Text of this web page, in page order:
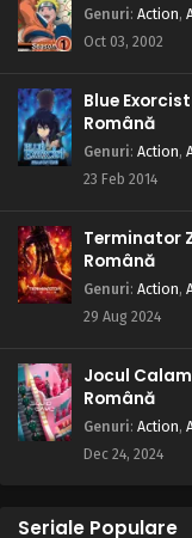
Genuri: Action,
Oct 03, 2002
Blue
Română
Genuri: Action,
23 Feb 2014
Terminator
Română
Genuri: Action,
29 Aug 2024
Jocul
Română
Genuri: Action,
Dec 24, 2024
Seriale Populare